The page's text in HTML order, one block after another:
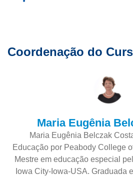
Coordenação do
Maria Eugênia
Maria Eugênia Belczak
Educação por Peabody College
Mestre em educação especial
Iowa City-Iowa-USA. Graduada